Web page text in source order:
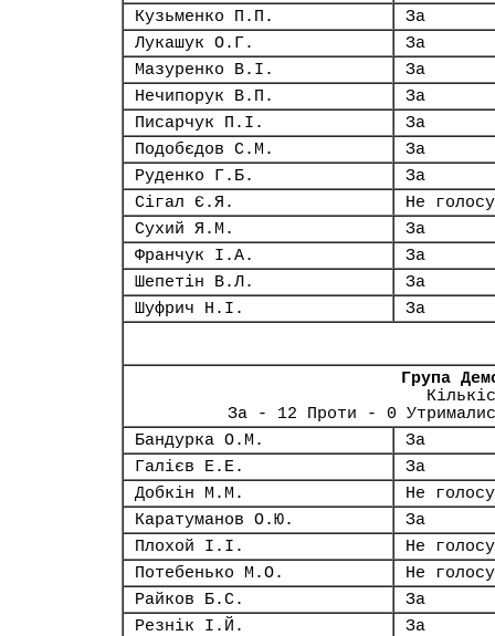
Кузьменко П.П.
За
Лукашук О.Г.
За
Мазуренко В.І.
За
Нечипорук В.П.
За
Писарчук П.І.
За
Подобєдов С.М.
За
Руденко Г.Б.
За
Сігал Є.Я.
Не
Сухий Я.М.
За
Франчук І.А.
За
Шепетін В.Л.
За
Шуфрич Н.І.
За
Група
За - 12 Проти - 0
Бандурка О.М.
За
Галієв Е.Е.
За
Добкін М.М.
Не
Каратуманов О.Ю.
За
Плохой І.І.
Не
Потебенько М.О.
Не
Райков Б.С.
За
Резнік І.Й.
За